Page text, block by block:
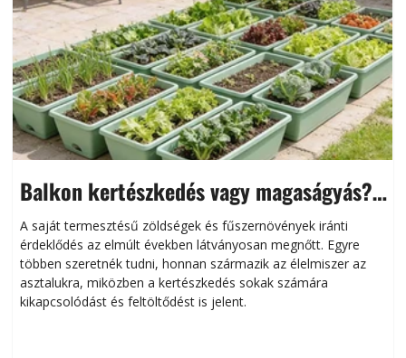
Balkon kertészkedés vagy magaságyás?
Helytakarékos kertészkedés
A saját termesztésű zöldségek és fűszernövények iránti
érdeklődés az elmúlt években látványosan megnőtt. Egyre
többen szeretnék tudni, honnan származik az élelmiszer az
asztalukra, miközben a kertészkedés sokak számára
kikapcsolódást és feltöltődést is jelent.